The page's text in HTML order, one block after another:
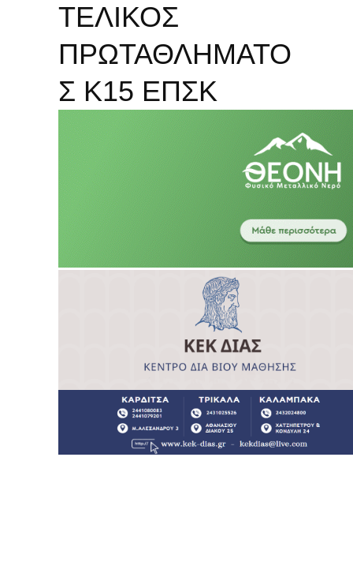
ΤΕΛΙΚΟΣ
ΠΡΩΤΑΘΛΗΜΑΤΟ
Σ Κ15 ΕΠΣΚ